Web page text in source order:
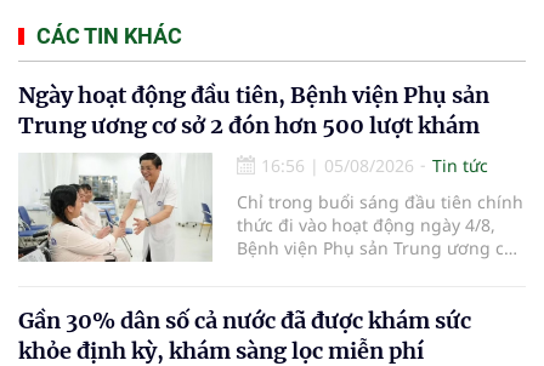
CÁC TIN KHÁC
Ngày hoạt động đầu tiên, Bệnh viện Phụ sản
Trung ương cơ sở 2 đón hơn 500 lượt khám
16:56 | 05/08/2026
Tin tức
Chỉ trong buổi sáng đầu tiên chính
thức đi vào hoạt động ngày 4/8,
Bệnh viện Phụ sản Trung ương cơ
em bé đầu tiên chào đời.
Gần 30% dân số cả nước đã được khám sức
khỏe định kỳ, khám sàng lọc miễn phí